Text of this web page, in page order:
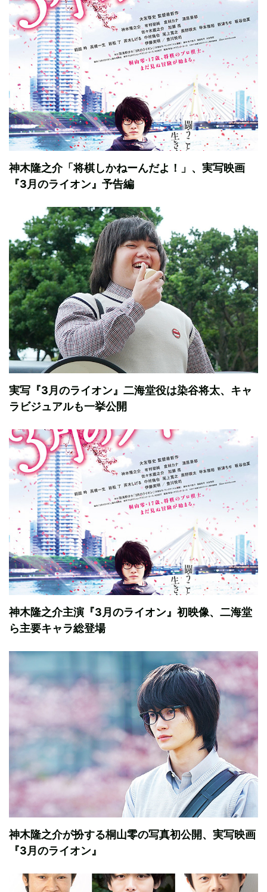
神木隆之介「将棋しかねーんだよ！」、実写映画
『3月のライオン』予告編
実写『3月のライオン』二海堂役は染谷将太、キャ
ラビジュアルも一挙公開
神木隆之介主演『3月のライオン』初映像、二海堂
ら主要キャラ総登場
神木隆之介が扮する桐山零の写真初公開、実写映画
『3月のライオン』